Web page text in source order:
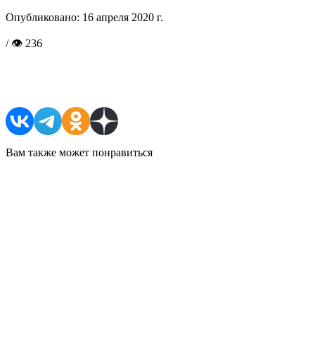
Опубликовано: 16 апреля 2020 г.
/ 👁 236
Вам также может понравиться